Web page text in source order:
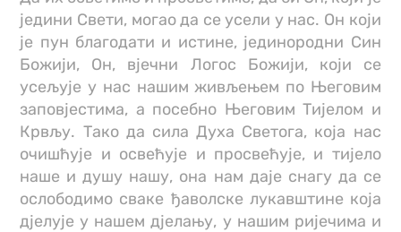
једини Свети, могао да се усели у нас. Он који
је пун благодати и истине, јединородни Син
Божији, Он, вјечни Логос Божији, који се
усељује у нас нашим живљењем по Његовим
заповјестима, а посебно Његовим Тијелом и
Крвљу. Тако да сила Духа Светога, која нас
очишћује и освећује и просвећује, и тијело
наше и душу нашу, она нам даје снагу да се
ослободимо сваке ђаволске лукавштине која
дјелује у нашем дјелању, у нашим ријечима и